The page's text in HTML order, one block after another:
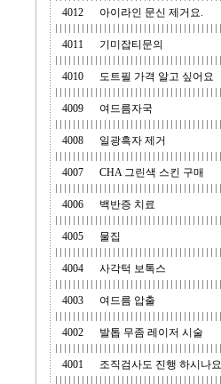
4012 아이라인 문신 제거요.
4011 기미잡티문의
4010 도트필 가격 알고 싶어요
4009 여드름자국
4008 일광흑자 제거
4007 CHA 그린색 스킨 구매
4006 백반증 치료
4005 물집
4004 사각턱 보톡스
4003 여드름 압출
4002 발톱 무좀 레이저 시술
4001 조직검사도 진행 하시나